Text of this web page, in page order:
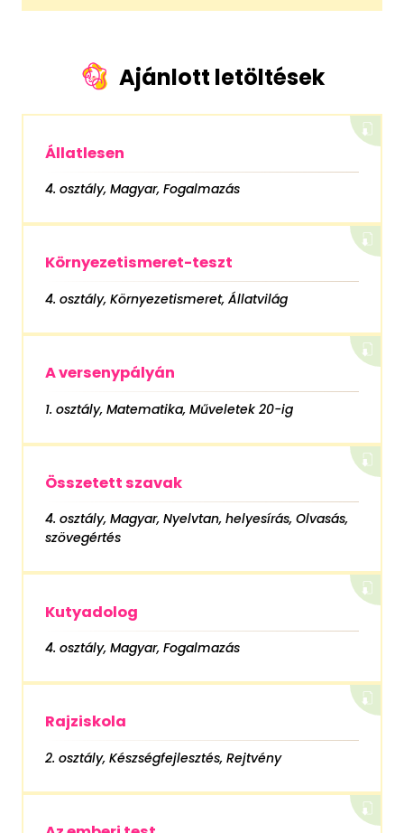
Ajánlott letöltések
Állatlesen
4. osztály, Magyar, Fogalmazás
Környezetismeret-teszt
4. osztály, Környezetismeret, Állatvilág
A versenypályán
1. osztály, Matematika, Műveletek 20-ig
Összetett szavak
4. osztály, Magyar, Nyelvtan, helyesírás, Olvasás,
szövegértés
Kutyadolog
4. osztály, Magyar, Fogalmazás
Rajziskola
2. osztály, Készségfejlesztés, Rejtvény